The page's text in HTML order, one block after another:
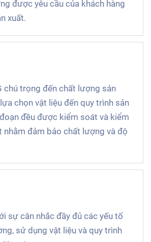
được yêu cầu của khách hàng
xuất.
chú trọng đến chất lượng sản
chọn vật liệu đến quy trình sản
đều được kiểm soát và kiểm
nhằm đảm bảo chất lượng và độ
sự cân nhắc đầy đủ các yếu tố
sử dụng vật liệu và quy trình